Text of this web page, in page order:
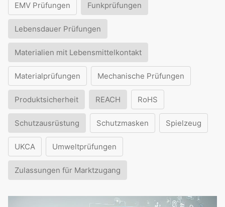
EMV Prüfungen Funkprüfungen
Lebensdauer Prüfungen
Materialien mit Lebensmittelkontakt
Materialprüfungen Mechanische Prüfungen
Produktsicherheit REACH RoHS
Schutzausrüstung Schutzmasken Spielzeug
UKCA Umweltprüfungen
Zulassungen für Marktzugang